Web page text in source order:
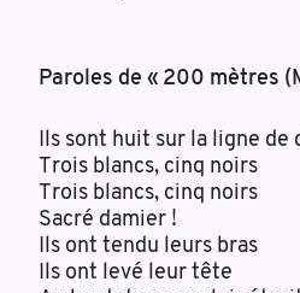
Paroles de « 200 mètres
Ils sont huit sur la ligne de
Trois blancs, cinq noirs
Trois blancs, cinq noirs
Sacré damier !
Ils ont tendu leurs bras
Ils ont levé leur tête